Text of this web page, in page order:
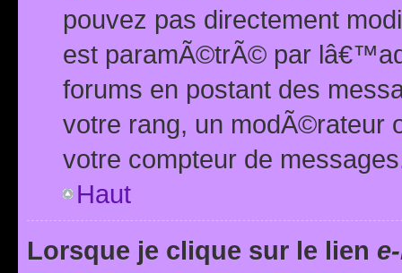
pouvez pas directement
est paramÃ©trÃ© par
forums en postant des
votre rang, un modÃ©rateur
votre compteur de
Haut
Lorsque je clique sur le lien